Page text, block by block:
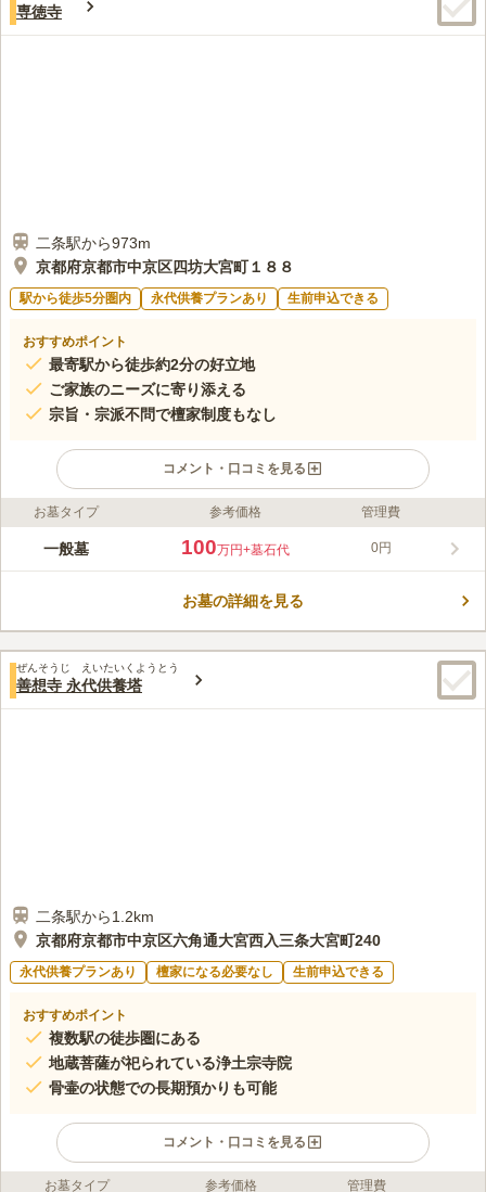
専徳寺
二条駅から973m
京都府京都市中京区四坊大宮町１８８
駅から徒歩5分圏内 永代供養プランあり 生前申込できる
おすすめポイント
最寄駅から徒歩約2分の好立地
ご家族のニーズに寄り添える
宗旨・宗派不問で檀家制度もなし
コメント・口コミを見る
ライフドット編集部のコメント
400年以上続く浄土宗の古刹です。 本尊に阿弥陀如来を祀り、岌
かな環境なのでゆっくりとお参りできます。 アクセスが良いの
口コミ評価
この霊園はまだ誰からも評価されていません。
お墓タイプ 参考価格 管理費
一般墓 100万円+墓石代 0円
お墓の詳細を見る
ぜんそうじ えいたいくようとう
善想寺 永代供養塔
二条駅から1.2km
京都府京都市中京区六角通大宮西入三条大宮町240
永代供養プランあり 檀家になる必要なし 生前申込できる
おすすめポイント
複数駅の徒歩圏にある
地蔵菩薩が祀られている浄土宗寺院
骨壷の状態での長期預かりも可能
コメント・口コミを見る
お墓タイプ 参考価格 管理費